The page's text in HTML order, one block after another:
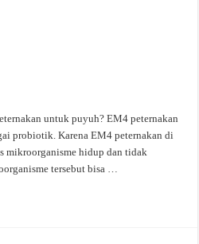
untuk puyuh? EM4 peternakan
probiotik. Karena EM4 peternakan di
mikroorganisme hidup dan tidak
tersebut bisa …